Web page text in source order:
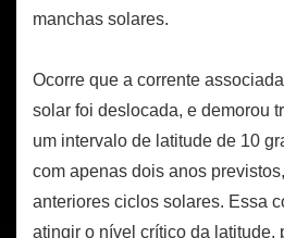
manchas solares.
Ocorre que a corrente
solar foi deslocada, e demorou
um intervalo de latitude de 10
com apenas dois anos
anteriores ciclos solares. Essa
atingir o nível crítico da latitude,